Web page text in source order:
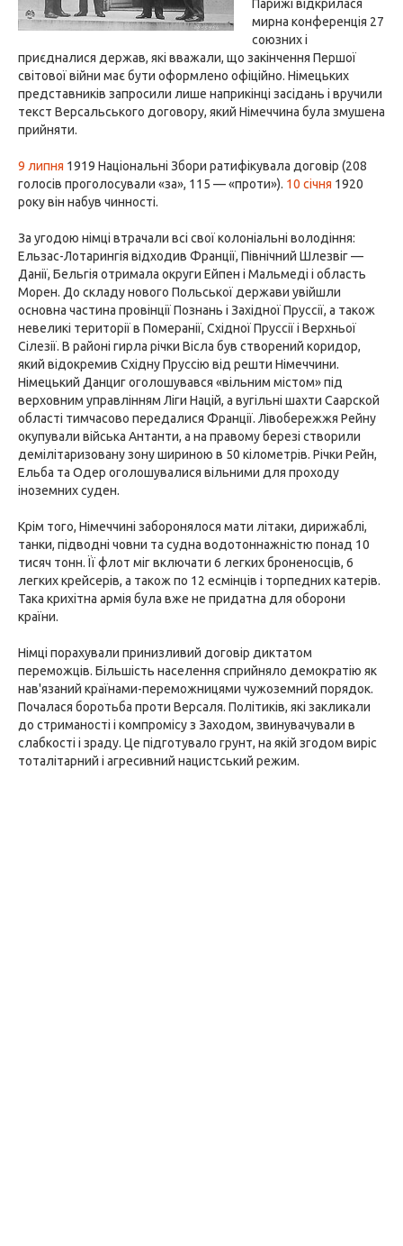
Парижі відкрилася
мирна конференція 27
союзних і
приєдналися держав, які вважали, що закінчення Першої
світової війни має бути оформлено офіційно. Німецьких
представників запросили лише наприкінці засідань і вручили
текст Версальського договору, який Німеччина була змушена
прийняти.
9 липня 1919 Національні Збори ратифікувала договір (208
голосів проголосували «за», 115 — «проти»). 10 січня 1920
року він набув чинності.
За угодою німці втрачали всі свої колоніальні володіння:
Ельзас-Лотарингія відходив Франції, Північний Шлезвіг —
Данії, Бельгія отримала округи Ейпен і Мальмеді і область
Морен. До складу нового Польської держави увійшли
основна частина провінції Познань і Західної Пруссії, а також
невеликі території в Померанії, Східної Пруссії і Верхньої
Сілезії. В районі гирла річки Вісла був створений коридор,
який відокремив Східну Пруссію від решти Німеччини.
Німецький Данциг оголошувався «вільним містом» під
верховним управлінням Ліги Націй, а вугільні шахти Саарской
області тимчасово передалися Франції. Лівобережжя Рейну
окупували війська Антанти, а на правому березі створили
демілітаризовану зону шириною в 50 кілометрів. Річки Рейн,
Ельба та Одер оголошувалися вільними для проходу
іноземних суден.
Крім того, Німеччині заборонялося мати літаки, дирижаблі,
танки, підводні човни та судна водотоннажністю понад 10
тисяч тонн. Її флот міг включати 6 легких броненосців, 6
легких крейсерів, а також по 12 есмінців і торпедних катерів.
Така крихітна армія була вже не придатна для оборони
країни.
Німці порахували принизливий договір диктатом
переможців. Більшість населення сприйняло демократію як
нав'язаний країнами-переможницями чужоземний порядок.
Почалася боротьба проти Версаля. Політиків, які закликали
до стриманості і компромісу з Заходом, звинувачували в
слабкості і зраду. Це підготувало грунт, на якій згодом виріс
тоталітарний і агресивний нацистський режим.